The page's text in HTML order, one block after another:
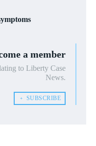
a member
to Liberty Case
News.
﹢ SUBSCRIBE